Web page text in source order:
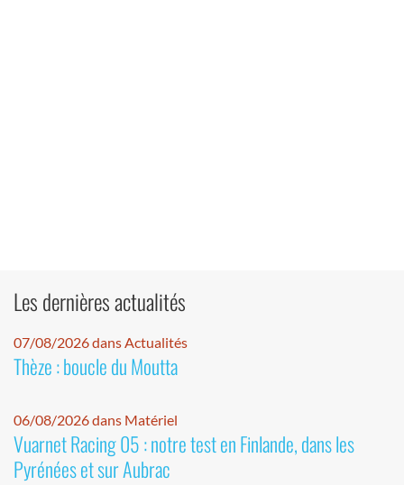
Les dernières actualités
07/08/2026 dans Actualités
Thèze : boucle du Moutta
06/08/2026 dans Matériel
Vuarnet Racing 05 : notre test en Finlande, dans les
Pyrénées et sur Aubrac